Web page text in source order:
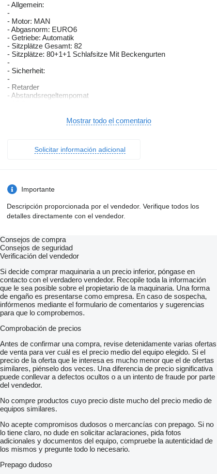
- Allgemein:
-
- Motor: MAN
- Abgasnorm: EURO6
- Getriebe: Automatik
- Sitzplätze Gesamt: 82
- Sitzplätze: 80+1+1 Schlafsitze Mit Beckengurten
-
- Sicherheit:
-
- Retarder
- Abstandsregeltempomat
- Bremsassistent
-
- Fahrgastraum:
-
- Standheizung
- Klima-Anlage
- Vorhänge
- Gepäckablagen
- Gepäcknetze
- Düsenbelüftung
- Leselampen
- Doppelverglasung
- Fußrasten
- Kühlschrank
- Kaffeemaschine
- Mittel-WC
- Kopf-Ledereinsätze
- Reiseleiter-Mikrofon
- Fahrer-Mikrofon
-
- Exterieur:
-
- Anhängerkupplung
- Matrix / Fahrziel-Anlage
- Servolenkung
- Außenspiegel Elektrisch
- Skikofferösen
- Dachluken
- Dachventilatoren
- Dachlüfter
-
-
Mostrar todo el comentario
Solicitar información adicional
Importante
Descripción proporcionada por el vendedor. Verifique todos los
detalles directamente con el vendedor.
Consejos de compra
Consejos de seguridad
Verificación del vendedor
Si decide comprar maquinaria a un precio inferior, póngase en
contacto con el verdadero vendedor. Recopile toda la información
que le sea posible sobre el propietario de la maquinaria. Una forma
de engaño es presentarse como empresa. En caso de sospecha,
infórmenos mediante el formulario de comentarios y sugerencias
para que lo comprobemos.
Comprobación de precios
Antes de confirmar una compra, revise detenidamente varias ofertas
de venta para ver cuál es el precio medio del equipo elegido. Si el
precio de la oferta que le interesa es mucho menor que el de ofertas
similares, piénselo dos veces. Una diferencia de precio significativa
puede conllevar a defectos ocultos o a un intento de fraude por parte
del vendedor.
No compre productos cuyo precio diste mucho del precio medio de
equipos similares.
No acepte compromisos dudosos o mercancías con prepago. Si no
lo tiene claro, no dude en solicitar aclaraciones, pida fotos
adicionales y documentos del equipo, compruebe la autenticidad de
los mismos y pregunte todo lo necesario.
Prepago dudoso